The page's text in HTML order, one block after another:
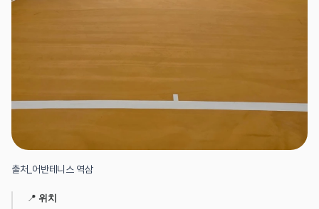
출처_어반테니스 역삼
📍 위치